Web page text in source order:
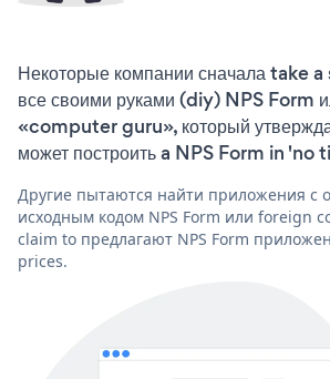
Некоторые компании сначала take
все своими руками (diy) NPS Form
«computer guru», который
может построить a NPS Form in 'no
Другие пытаются найти приложения с
исходным кодом NPS Form или foreign
claim to предлагают NPS Form
prices.